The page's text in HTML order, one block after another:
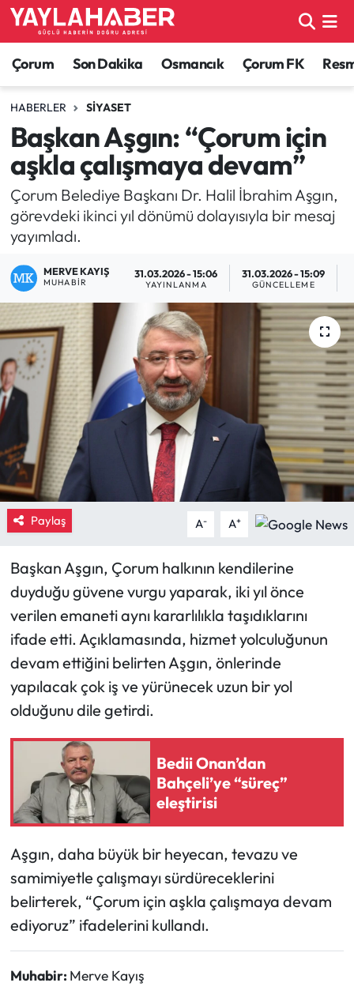
Çorum Son Dakika Osmancık Çorum FK
HABERLER SIYASET
Başkan Aşgın: “Çorum için
aşkla çalışmaya devam”
Çorum Belediye Başkanı Dr. Halil İbrahim Aşgın,
görevdeki ikinci yıl dönümü dolayısıyla bir mesaj
yayımladı.
MERVE KAYIŞ
MUHABIR
31.03.2026 - 15:06
YAYINLANMA
31.03.2026 - 15:09
GÜNCELLEME
Paylaş A- A+
Başkan Aşgın, Çorum halkının kendilerine
duyduğu güvene vurgu yaparak, iki yıl önce
verilen emaneti aynı kararlılıkla taşıdıklarını
ifade etti. Açıklamasında, hizmet yolculuğunun
devam ettiğini belirten Aşgın, önlerinde
yapılacak çok iş ve yürünecek uzun bir yol
olduğunu dile getirdi.
Bedii Onan’dan
Bahçeli’ye “süreç”
eleştirisi
Aşgın, daha büyük bir heyecan, tevazu ve
samimiyetle çalışmayı sürdüreceklerini
belirterek, “Çorum için aşkla çalışmaya devam
ediyoruz” ifadelerini kullandı.
Muhabir: Merve Kayış
Alaca Haberleri
Bayat Haberleri
Bilgi - Keşfet Haberleri
Bilim ve Teknoloji
Boğazkale Haberleri
Çorum Son Dakika Haberleri
Dodurga Haberleri
Eğitim
Ekonomi
Güncel
İskilip Haberleri
Kimdir?
Kültür Sanat
Laçin Haberleri
Magazin
Mecitözü Haberleri
Oğuzlar Haberleri
Ortaköy Haberleri
Osmancık Haberleri
Otomotiv
Resmi Reklam
Çorum Nöbetçi Eczaneler
Çorum Hava Durumu
Çorum Namaz Vakitleri
Çorum Trafik Yoğunluk Haritası
TFF 1.Lig Puan Durumu ve Fikstür
Son Dakika Haberleri
Haber Arşivi